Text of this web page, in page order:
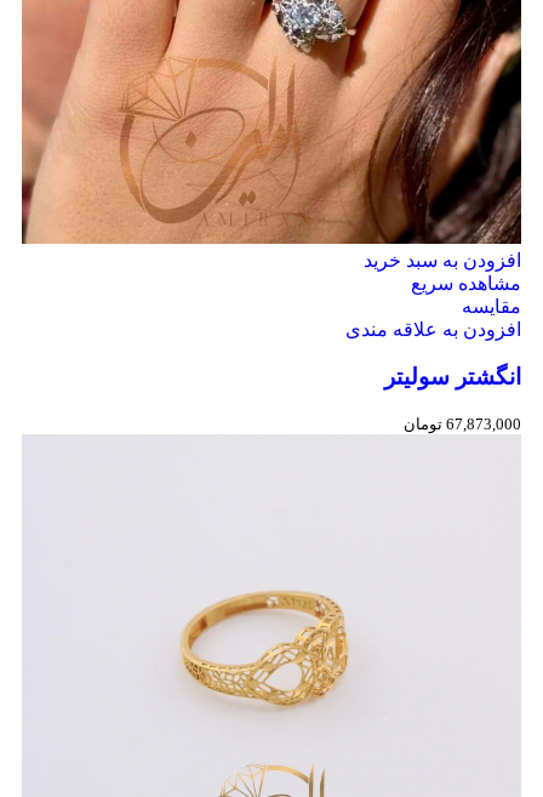
افزودن به سبد خرید
مشاهده سریع
مقایسه
افزودن به علاقه مندی
انگشتر سولیتر
67,873,000 تومان